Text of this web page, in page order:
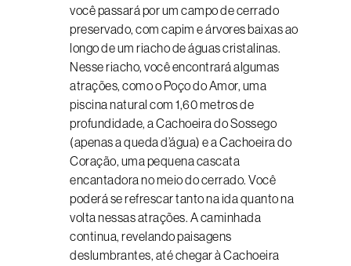
você passará por um campo de cerrado
preservado, com capim e árvores baixas ao
longo de um riacho de águas cristalinas.
Nesse riacho, você encontrará algumas
atrações, como o Poço do Amor, uma
piscina natural com 1,60 metros de
profundidade, a Cachoeira do Sossego
(apenas a queda d’água) e a Cachoeira do
Coração, uma pequena cascata
encantadora no meio do cerrado. Você
poderá se refrescar tanto na ida quanto na
volta nessas atrações. A caminhada
continua, revelando paisagens
deslumbrantes, até chegar à Cachoeira